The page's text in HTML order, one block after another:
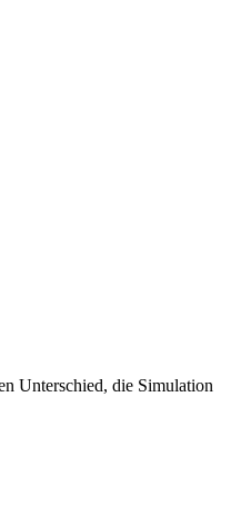
Unterschied, die Simulation